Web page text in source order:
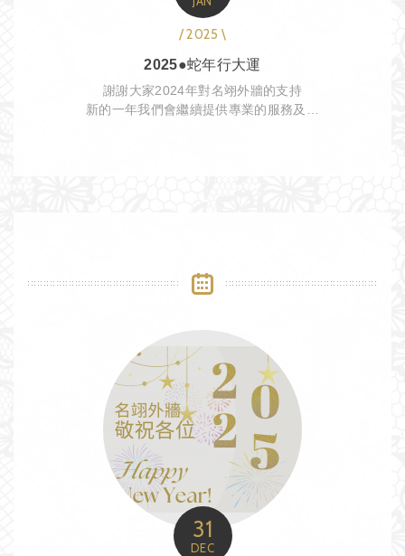
/ 2025 \
2025●蛇年行大運
謝謝大家2024年對名翊外牆的支持
新的一年我們會繼續提供專業的服務及實
31
DEC